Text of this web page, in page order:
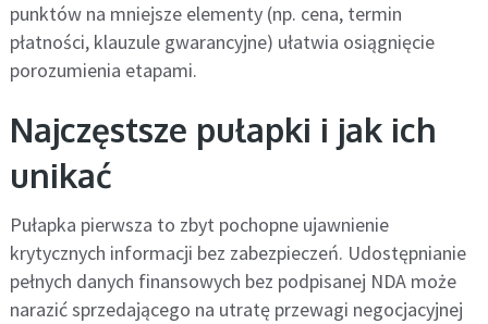
punktów na mniejsze elementy (np. cena, termin
płatności, klauzule gwarancyjne) ułatwia osiągnięcie
porozumienia etapami.
Najczęstsze pułapki i jak ich
unikać
Pułapka pierwsza to zbyt pochopne ujawnienie
krytycznych informacji bez zabezpieczeń. Udostępnianie
pełnych danych finansowych bez podpisanej NDA może
narazić sprzedającego na utratę przewagi negocjacyjnej